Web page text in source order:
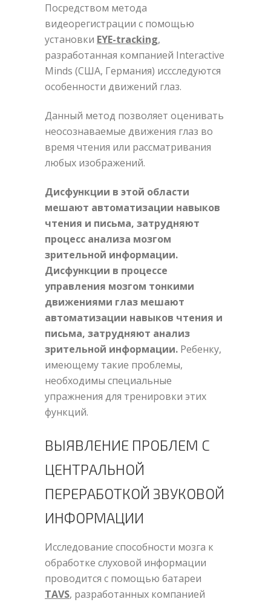
Посредством метода
видеорегистрации с помощью
установки EYE-tracking,
разработанная компанией Interactive
Minds (США, Германия) иссследуются
особенности движений глаз.
Данный метод позволяет оценивать
неосознаваемые движения глаз во
время чтения или рассматривания
любых изображений.
Дисфункции в этой области
мешают автоматизации навыков
чтения и письма, затрудняют
процесс анализа мозгом
зрительной информации.
Дисфункции в процессе
управления мозгом тонкими
движениями глаз мешают
автоматизации навыков чтения и
письма, затрудняют анализ
зрительной информации. Ребенку,
имеющему такие проблемы,
необходимы специальные
упражнения для тренировки этих
функций.
ВЫЯВЛЕНИЕ ПРОБЛЕМ С
ЦЕНТРАЛЬНОЙ
ПЕРЕРАБОТКОЙ ЗВУКОВОЙ
ИНФОРМАЦИИ
Исследование способности мозга к
обработке слуховой информации
проводится с помощью батареи
TAVS, разработанных компанией